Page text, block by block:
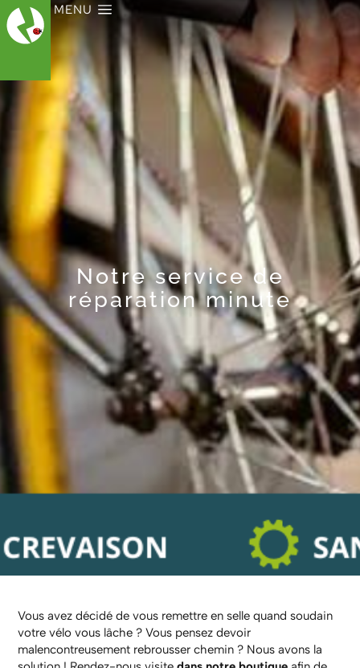
MENU
Notre service de
réparation minute
Vous avez décidé de vous remettre en selle quand soudain
votre vélo vous lâche ? Vous pensez devoir
malencontreusement rebrousser chemin ? Nous avons la